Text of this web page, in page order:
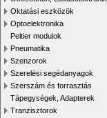
Oktatási eszközök
Optoelektronika
Peltier modulok
Pneumatika
Szenzorok
Szerelési segédanyagok
Szerszám és forrasztás
Tápegységek, Adapterek
Tranzisztorok